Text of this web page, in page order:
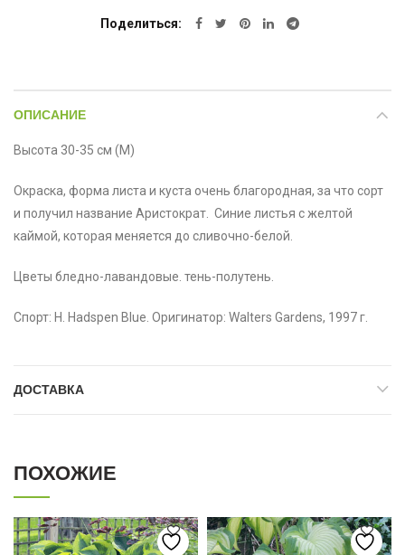
Поделиться
ОПИСАНИЕ
Высота 30-35 см (М)
Окраска, форма листа и куста очень благородная, за что сорт
и получил название Аристократ. Синие листья с желтой
каймой, которая меняется до сливочно-белой.
Цветы бледно-лавандовые. тень-полутень.
Спорт: H. Hadspen Blue. Оригинатор: Walters Gardens, 1997 г.
ДОСТАВКА
ПОХОЖИЕ